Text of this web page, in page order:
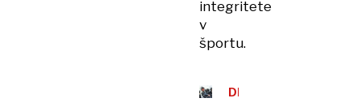
integritete
v
športu.
DESKANJE